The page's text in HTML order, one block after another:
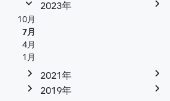
10月
7月
4月
1月
2023年
2021年
2019年